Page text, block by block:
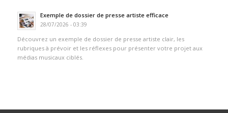
Exemple de dossier de presse artiste efficace
28/07/2026 - 03:39
Découvrez un exemple de dossier de presse artiste clair, les
rubriques à prévoir et les réflexes pour présenter votre projet aux
médias musicaux ciblés.